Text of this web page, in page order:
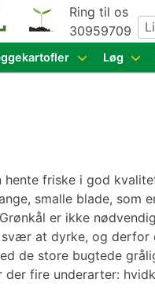
hele Europa – få
Ring til os
30959709
Løg
friske i god
smalle blade, som
er ikke
at dyrke, og
de store bugtede
fire underarter: